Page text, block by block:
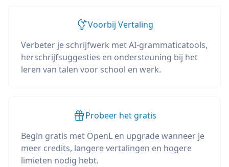
Voorbij Vertaling
Verbeter je schrijfwerk met AI-grammaticatools,
herschrijfsuggesties en ondersteuning bij het
leren van talen voor school en werk.
Probeer het gratis
Begin gratis met OpenL en upgrade wanneer je
meer credits, langere vertalingen en hogere
limieten nodig hebt.